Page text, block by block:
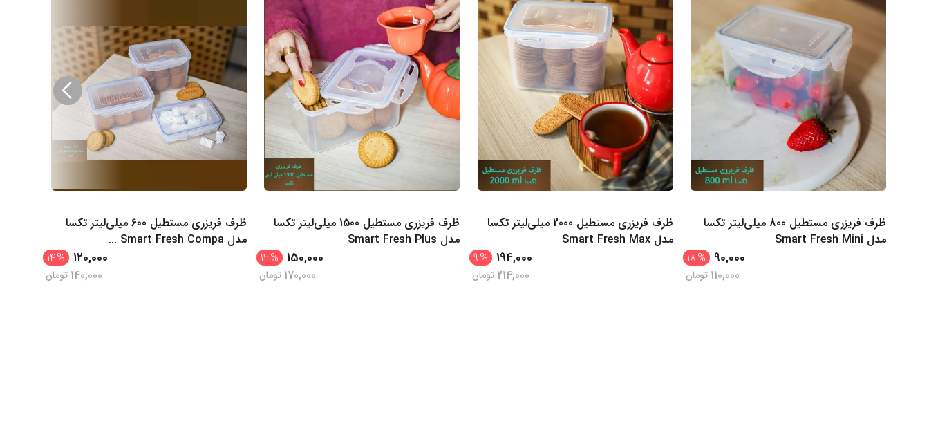
ظرف فریزری مستطیل 800 میلی‌لیتر تکسا
مدل Smart Fresh Mini
90,000
%
18
110,000تومان
ظرف فریزری مستطیل 2000 میلی‌لیتر تکسا
مدل Smart Fresh Max
194,000
%
9
214,000تومان
ظرف فریزری مستطیل 1500 میلی‌لیتر تکسا
مدل Smart Fresh Plus
150,000
%
12
170,000تومان
ظرف فریزری مستطیل 600 میلی‌لیتر تکسا
مدل Smart Fresh Compa
...
120,000
%
14
140,000تومان